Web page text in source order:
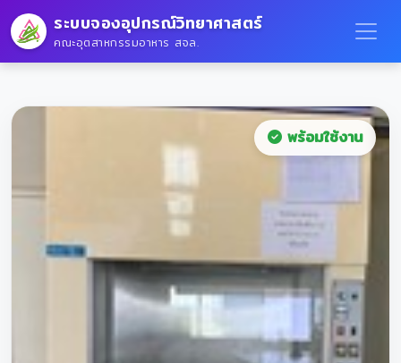
ระบบจองอุปกรณ์วิทยาศาสตร์
คณะอุตสาหกรรมอาหาร สจล.
พร้อมใช้งาน